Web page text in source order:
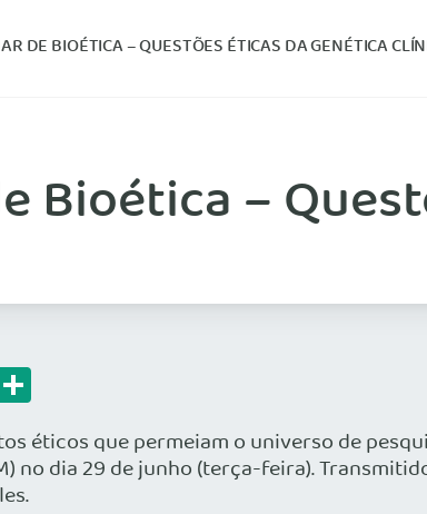
DE BIOÉTICA – QUESTÕES ÉTICAS DA GENÉTICA
Bioética –
éticos que permeiam o universo de
no dia 29 de junho (terça-feira).